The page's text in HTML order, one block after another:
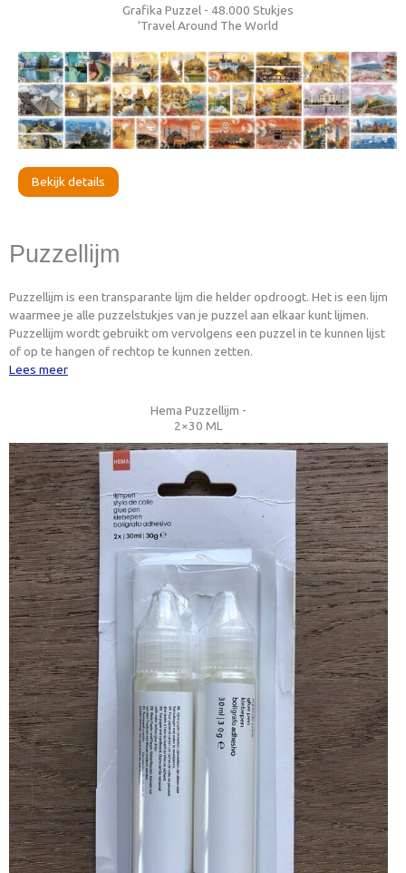
Grafika Puzzel - 48.000 Stukjes
‘Travel Around The World
Bekijk details
Puzzellijm
Puzzellijm is een transparante lijm die helder opdroogt. Het is een lijm
waarmee je alle puzzelstukjes van je puzzel aan elkaar kunt lijmen.
Puzzellijm wordt gebruikt om vervolgens een puzzel in te kunnen lijst
of op te hangen of rechtop te kunnen zetten.
Lees meer
Hema Puzzellijm -
2×30 ML